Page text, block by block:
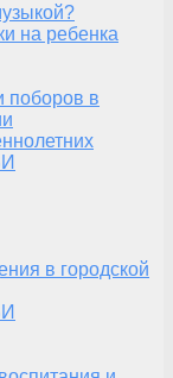
на ребенка
поборов в
в городской